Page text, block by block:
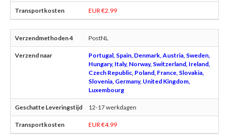
EUR €2.99
PostNL
Portugal, Spain, Denmark, Austria, Sweden,
Hungary, Italy, Norway, Switzerland, Ireland,
Czech Republic, Poland, France, Slovakia,
Slovenia, Germany, United Kingdom,
Luxembourg
12-17 werkdagen
EUR €4.99